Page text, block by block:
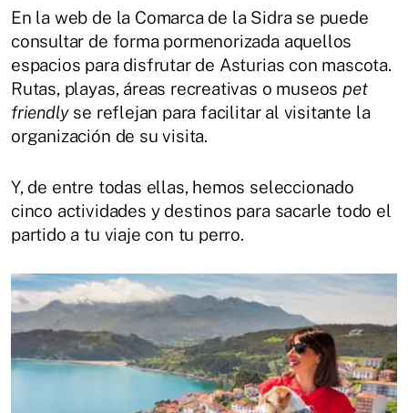
En la web de la Comarca de la Sidra se puede
consultar de forma pormenorizada aquellos
espacios para disfrutar de Asturias con mascota.
Rutas, playas, áreas recreativas o museos pet
friendlyse reflejan para facilitar al visitante la
organización de su visita.
Y, de entre todas ellas, hemos seleccionado
cinco actividades y destinos para sacarle todo el
partido a tu viaje con tu perro.